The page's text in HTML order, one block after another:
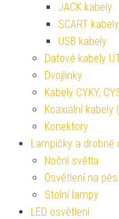
JACK kabely
SCART kabely
USB kabely
Datové kabely
Dvojlinky
Kabely CYKY,
Koaxiální kabely
Konektory
Lampičky a drobné
Noční světla
Osvětlení na
Stolní lampy
LED osvětlení